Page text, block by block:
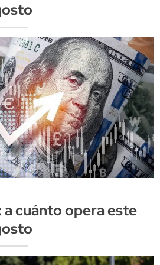
a cuánto opera este